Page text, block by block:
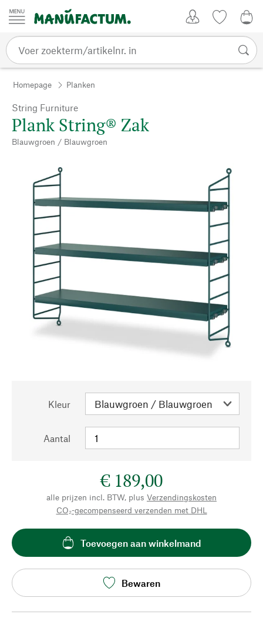
Passer au contenu
Homepage Planken
String Furniture
Plank String® Zak
Blauwgroen / Blauwgroen
Kleur
Aantal
€ 189,00
alle prijzen incl. BTW, plus Verzendingskosten
CO₂-gecompenseerd verzenden met DHL
Toevoegen aan winkelmand
Bewaren